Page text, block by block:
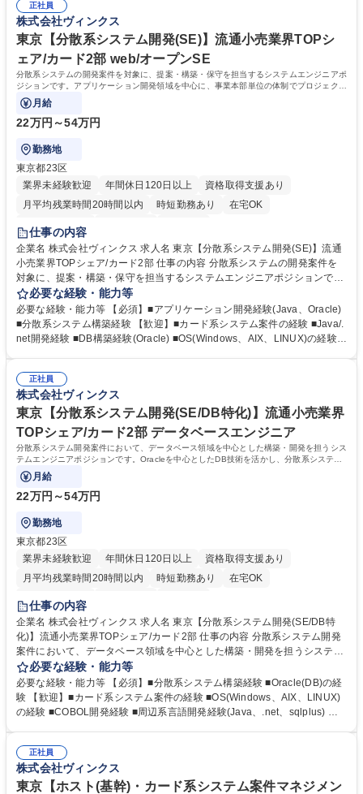
い合わせ対応 ■小規模開発案件の継続的な対応 募集職種 幕張【人事給
与・勤怠管理・WF等の開発・保守業務】流通小売業界TOPシェア
圧倒的な強みを保持しています。昨今は先進技術を用いて人手不足などの
社会課題解決、消費者の利便性向上に挑みます。 学歴・資格 学歴：大学
院 大学 高専 短大 専修学校 高校 語学力： 資格：
正社員
株式会社ヴィンクス
東京【分散系システム開発(SE)】流通小売業界TOPシ
ェア/カード2部 web/オープンSE
分散系システムの開発案件を対象に、提案・構築・保守を担当するシステムエンジニアポ
ジションです。アプリケーション開発領域を中心に、事業本部単位の体制でプロジェクト
対応を行います。
月給
22万円～54万円
勤務地
東京都23区
業界未経験歓迎
年間休日120日以上
資格取得支援あり
月平均残業時間20時間以内
時短勤務あり
在宅OK
完全週休2日制
仕事の内容
企業名 株式会社ヴィンクス 求人名 東京【分散系システム開発(SE)】流通
小売業界TOPシェア/カード2部 仕事の内容 分散系システムの開発案件を
対象に、提案・構築・保守を担当するシステムエンジニアポジションで
す。アプリケーション開発領域を中心に、事業本部単位の体制でプロジェ
クト対応を行います。 【業務内容】 ・分散系システム開発案件の提案 ・
分散系システムの構築および保守 ・アプリケーション開発領域を中心とし
たシステム対応 ・開発作業を通じた案件推進支援 募集職種 東京【分散系
必要な経験・能力等
必要な経験・能力等 【必須】■アプリケーション開発経験(Java、Oracle)
■分散系システム構築経験 【歓迎】■カード系システム案件の経験 ■Java/.
net開発経験 ■DB構築経験(Oracle) ■OS(Windows、AIX、LINUX)の経験 ■
格：正社員
株式会社ヴィンクス
東京【分散系システム開発(SE/DB特化)】流通小売業界
TOPシェア/カード2部 データベースエンジニア
分散系システム開発案件において、データベース領域を中心とした構築・開発を担うシス
テムエンジニアポジションです。Oracleを中心としたDB技術を活かし、分散系システム
開発案件に携わります。
月給
22万円～54万円
勤務地
東京都23区
業界未経験歓迎
年間休日120日以上
資格取得支援あり
月平均残業時間20時間以内
時短勤務あり
在宅OK
完全週休2日制
仕事の内容
企業名 株式会社ヴィンクス 求人名 東京【分散系システム開発(SE/DB特
化)】流通小売業界TOPシェア/カード2部 仕事の内容 分散系システム開発
案件において、データベース領域を中心とした構築・開発を担うシステム
エンジニアポジションです。Oracleを中心としたDB技術を活かし、分散
系システム開発案件に携わります。 【業務内容】 ・分散系システム開発
案件の構築業務 ・データベース(Oracle)を中心とした設計、構築、開発 ・
分散系システム開発案件における技術対応 ・DB領域を軸とした開発業務
シェア/カード2部
必要な経験・能力等
必要な経験・能力等 【必須】■分散系システム構築経験 ■Oracle(DB)の経
験 【歓迎】■カード系システム案件の経験 ■OS(Windows、AIX、LINUX)
の経験 ■COBOL開発経験 ■周辺系言語開発経験(Java、.net、sqlplus) 学
正社員
株式会社ヴィンクス
東京【ホスト(基幹)・カード系システム案件マネジメン